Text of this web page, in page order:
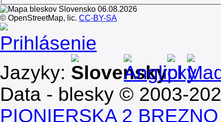
© OpenStreetMap, lic. CC-BY-SA
Prihlásenie
Jazyky:
Data - blesky © 2003-
PIONIERSKA 2 BREZNO